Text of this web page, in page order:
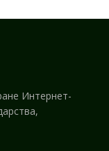
Интернет-